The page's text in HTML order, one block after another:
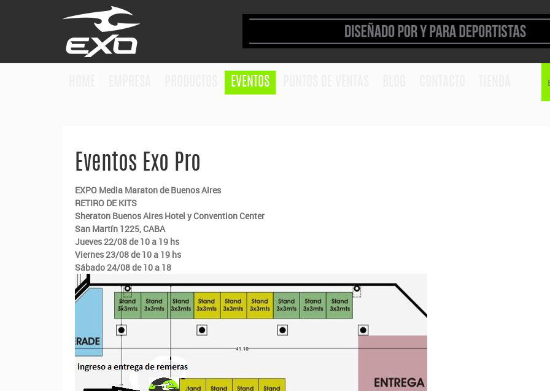
EVENTOS
Eventos Exo Pro
EXPO Media Maraton de Buenos Aires
RETIRO DE KITS
Sheraton Buenos Aires Hotel y Convention Center
San Martín 1225, CABA
Jueves 22/08 de 10 a 19 hs
Viernes 23/08 de 10 a 19 hs
Sábado 24/08 de 10 a 18